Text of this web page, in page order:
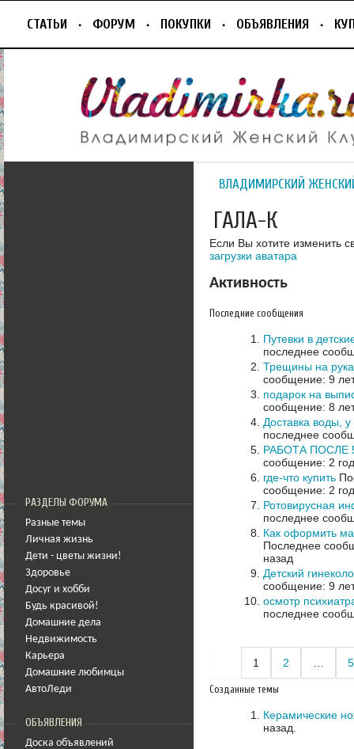
СТАТЬИ ФОРУМ ПОКУПКИ ОБЪЯВЛЕНИЯ
РАЗДЕЛЫ ФОРУМА
Разные темы
Личная жизнь
Дети - цветы жизни!
Здоровье
Досуг и хобби
Будь красивой!
Домашние дела
Недвижимость
Карьера
Домашние любимцы
АвтоЛеди
ОБЪЯВЛЕНИЯ
Доска объявлений
ВЛАДИМИРСКИЙ
ГАЛА-К
Если Вы хотите изменить
загрузки аватара
Активность
Последние сообщения
Путевки в
последнее
Трещины на
сообщение: 9
подарок на
сообщение: 8
Доставка воды, у
последнее
РАБОТА ПОСЛЕ
сообщение: 2
где-что купить
сообщение: 2
Ротовирусная
последнее
Как оформить
Последнее
назад
Детский
сообщение: 9
осмотр
последнее
1 2 5
Созданные темы
Керамические
назад.